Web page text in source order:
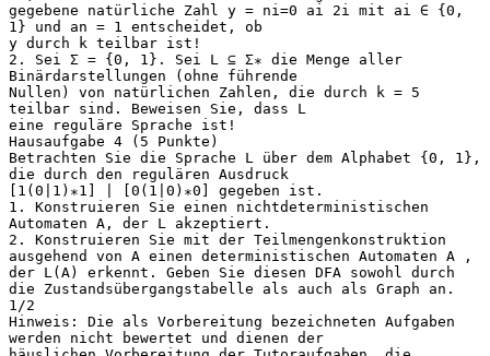
gegebene natürliche Zahl y = ni=0 ai 2i mit ai ∈ {0,
1} und an = 1 entscheidet, ob
y durch k teilbar ist!
2. Sei Σ = {0, 1}. Sei L ⊆ Σ∗ die Menge aller
Binärdarstellungen (ohne führende
Nullen) von natürlichen Zahlen, die durch k = 5
teilbar sind. Beweisen Sie, dass L
eine reguläre Sprache ist!
Hausaufgabe 4 (5 Punkte)
Betrachten Sie die Sprache L über dem Alphabet {0, 1},
die durch den regulären Ausdruck
[1(0|1)∗1] | [0(1|0)∗0] gegeben ist.
1. Konstruieren Sie einen nichtdeterministischen
Automaten A, der L akzeptiert.
2. Konstruieren Sie mit der Teilmengenkonstruktion
ausgehend von A einen deterministischen Automaten A ,
der L(A) erkennt. Geben Sie diesen DFA sowohl durch
die Zustandsübergangstabelle als auch als Graph an.
1/2
Hinweis: Die als Vorbereitung bezeichneten Aufgaben
werden nicht bewertet und dienen der